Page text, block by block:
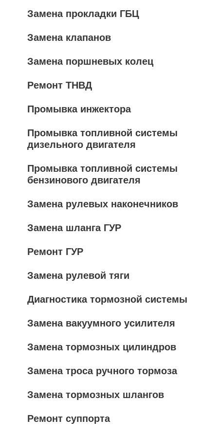
Замена прокладки ГБЦ
Замена клапанов
Замена поршневых колец
Ремонт ТНВД
Промывка инжектора
Промывка топливной системы
дизельного двигателя
Промывка топливной системы
бензинового двигателя
Замена рулевых наконечников
Замена шланга ГУР
Ремонт ГУР
Замена рулевой тяги
Диагностика тормозной системы
Замена вакуумного усилителя
Замена тормозных цилиндров
Замена троса ручного тормоза
Замена тормозных шлангов
Ремонт суппорта